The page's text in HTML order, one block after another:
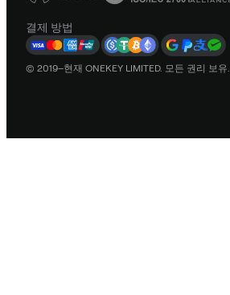
결제 방법
© 2019–현재 ONEKEY LIMITED. 모든 권리 보유.